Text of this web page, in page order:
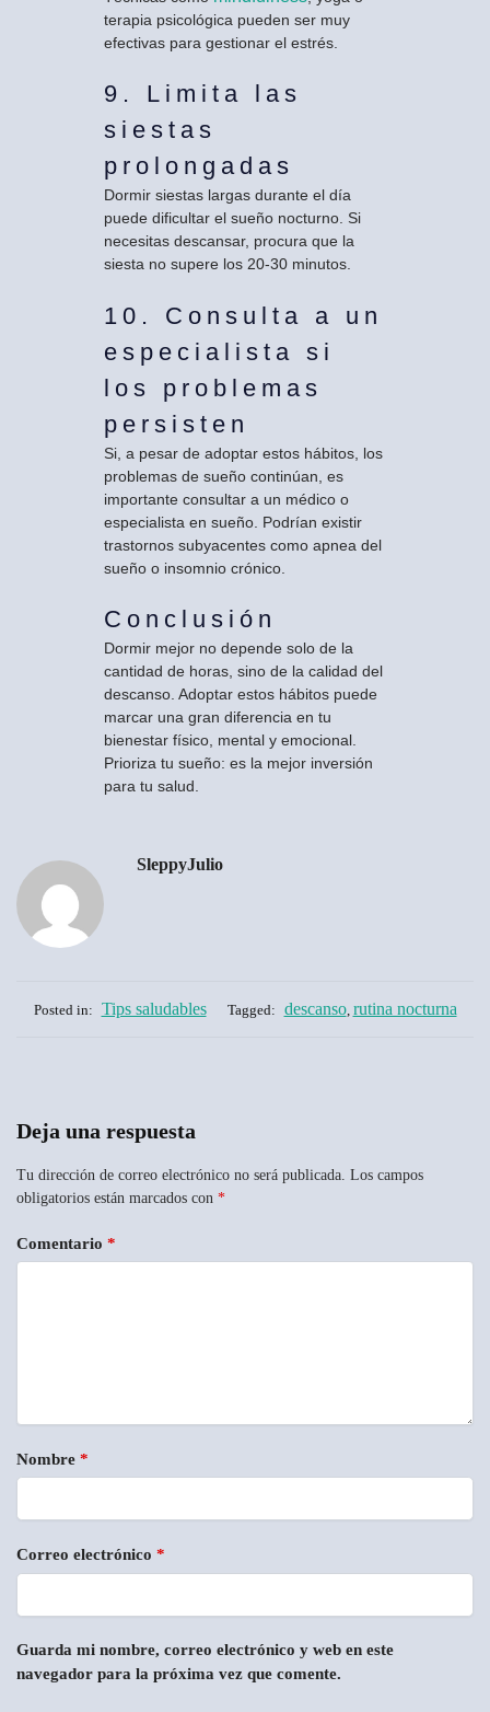
terapia psicológica pueden ser muy
efectivas para gestionar el estrés.
9. Limita las
siestas
prolongadas
Dormir siestas largas durante el día
puede dificultar el sueño nocturno. Si
necesitas descansar, procura que la
siesta no supere los 20-30 minutos.
10. Consulta a un
especialista si
los problemas
persisten
Si, a pesar de adoptar estos hábitos, los
problemas de sueño continúan, es
importante consultar a un médico o
especialista en sueño. Podrían existir
trastornos subyacentes como apnea del
sueño o insomnio crónico.
Conclusión
Dormir mejor no depende solo de la
cantidad de horas, sino de la calidad del
descanso. Adoptar estos hábitos puede
marcar una gran diferencia en tu
bienestar físico, mental y emocional.
Prioriza tu sueño: es la mejor inversión
para tu salud.
SleppyJulio
Posted in: Tips saludables Tagged: descanso, rutina nocturna
Deja una respuesta
Tu dirección de correo electrónico no será publicada. Los campos
obligatorios están marcados con *
Comentario *
Nombre *
Correo electrónico *
Guarda mi nombre, correo electrónico y web en este
navegador para la próxima vez que comente.